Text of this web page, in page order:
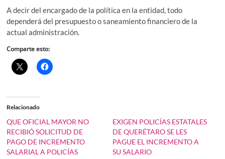
A decir del encargado de la política en la entidad, todo
dependerá del presupuesto o saneamiento financiero de la
actual administración.
Comparte esto:
Relacionado
QUE OFICIAL MAYOR NO
RECIBIÓ SOLICITUD DE
PAGO DE INCREMENTO
SALARIAL A POLICÍAS
EXIGEN POLICÍAS ESTATALES
DE QUERÉTARO SE LES
PAGUE EL INCREMENTO A
SU SALARIO